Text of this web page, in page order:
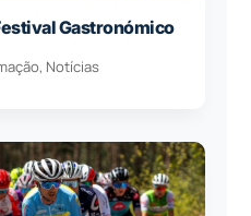
Gastronómico
, Notícias